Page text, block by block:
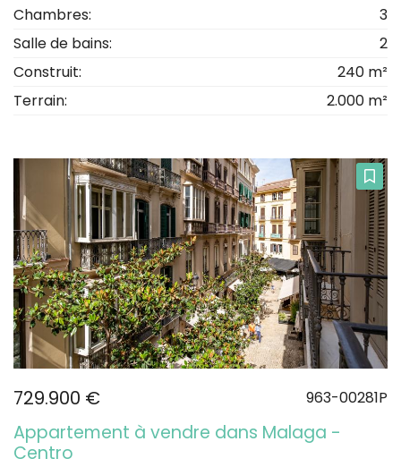
Chambres:
3
Salle de bains:
2
Construit:
240 m²
Terrain:
2.000 m²
729.900 € 963-00281P
Appartement à vendre dans Malaga -
Centro